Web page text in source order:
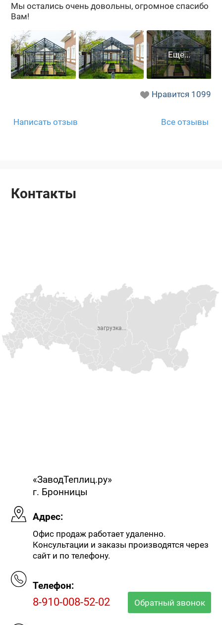
Мы оста­лись очень до­воль­ны, огром­ное спа­си­бо
Вам!
Нравится 1099
Написать отзыв Все отзывы
Контакты
«ЗаводТеплиц.ру»
г. Бронницы
Адрес:
Офис продаж работает удаленно.
Консультации и заказы производятся через
сайт и по телефону.
Телефон:
8-910-008-52-02 Обратный звонок
загрузка...